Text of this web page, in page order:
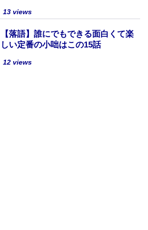
13 views
【落語】誰にでもできる面白くて楽
しい定番の小咄はこの15話
12 views